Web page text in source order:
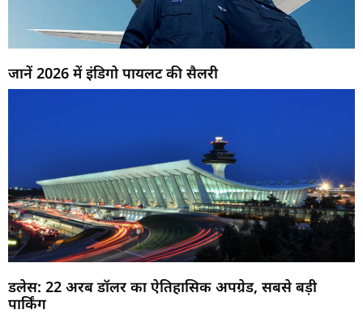
जानें 2026 में इंडिगो पायलट की सैलरी
डलेस: 22 अरब डॉलर का ऐतिहासिक अपग्रेड, सबसे बड़ी
पार्किंग